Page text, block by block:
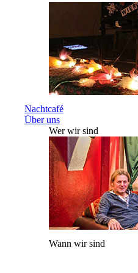
Nachtcafé
Über uns
Wer wir sind
Wann wir sind